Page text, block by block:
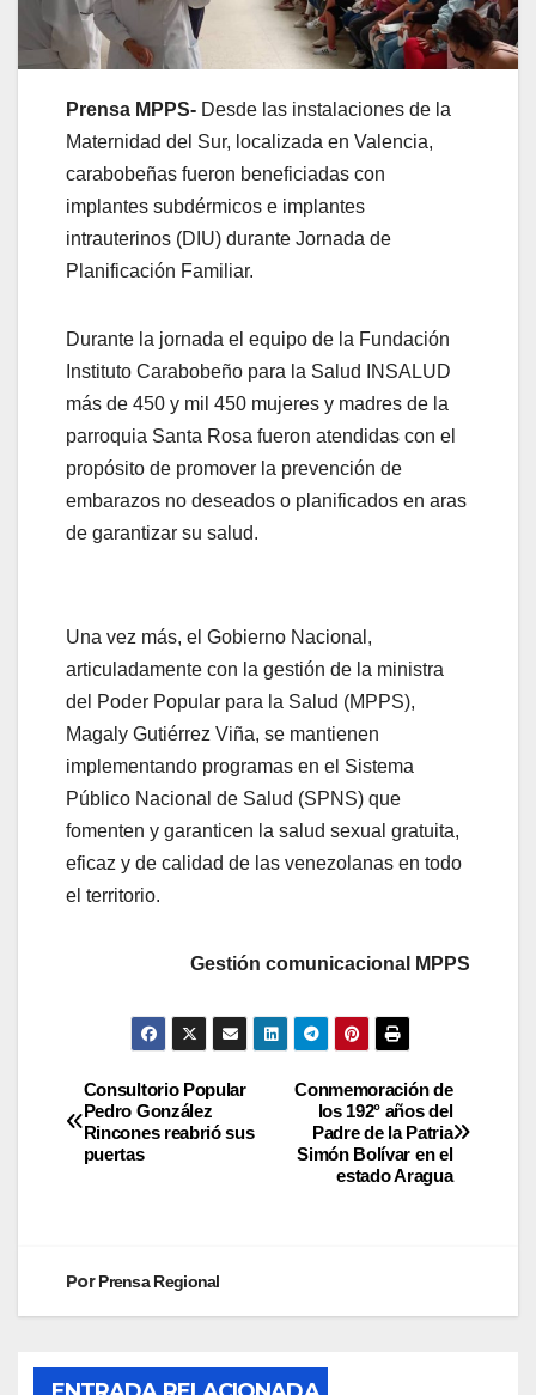
Prensa MPPS- Desde las instalaciones de la
Maternidad del Sur, localizada en Valencia,
carabobeñas fueron beneficiadas con
implantes subdérmicos e implantes
intrauterinos (DIU) durante Jornada de
Planificación Familiar.
Durante la jornada el equipo de la Fundación
Instituto Carabobeño para la Salud INSALUD
más de 450 y mil 450 mujeres y madres de la
parroquia Santa Rosa fueron atendidas con el
propósito de promover la prevención de
embarazos no deseados o planificados en aras
de garantizar su salud.
Una vez más, el Gobierno Nacional,
articuladamente con la gestión de la ministra
del Poder Popular para la Salud (MPPS),
Magaly Gutiérrez Viña, se mantienen
implementando programas en el Sistema
Público Nacional de Salud (SPNS) que
fomenten y garanticen la salud sexual gratuita,
eficaz y de calidad de las venezolanas en todo
el territorio.
Gestión comunicacional MPPS
Conmemoración de
los 192° años del
Padre de la Patria
Simón Bolívar en el
estado Aragua
Consultorio Popular
Pedro González
Rincones reabrió sus
puertas
PorPrensa Regional